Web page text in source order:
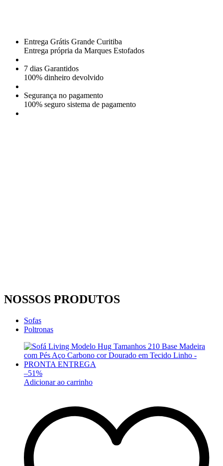
Entrega Grátis Grande Curitiba
Entrega própria da Marques Estofados
7 dias Garantidos
100% dinheiro devolvido
Segurança no pagamento
100% seguro sistema de pagamento
NOSSOS PRODUTOS
Sofas
Poltronas
–51%
Adicionar ao carrinho